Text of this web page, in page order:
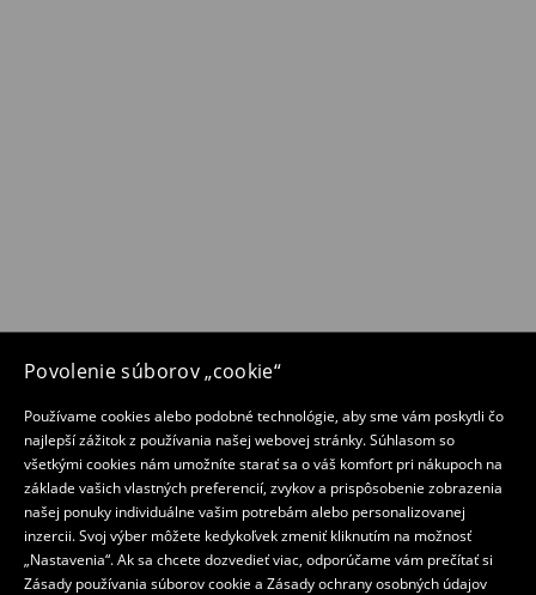
Povolenie súborov „cookie“
Používame cookies alebo podobné technológie, aby sme vám poskytli čo
najlepší zážitok z používania našej webovej stránky. Súhlasom so
všetkými cookies nám umožníte starať sa o váš komfort pri nákupoch na
základe vašich vlastných preferencií, zvykov a prispôsobenie zobrazenia
našej ponuky individuálne vašim potrebám alebo personalizovanej
inzercii. Svoj výber môžete kedykoľvek zmeniť kliknutím na možnosť
„Nastavenia“. Ak sa chcete dozvedieť viac, odporúčame vám prečítať si
Zásady používania súborov cookie a Zásady ochrany osobných údajov